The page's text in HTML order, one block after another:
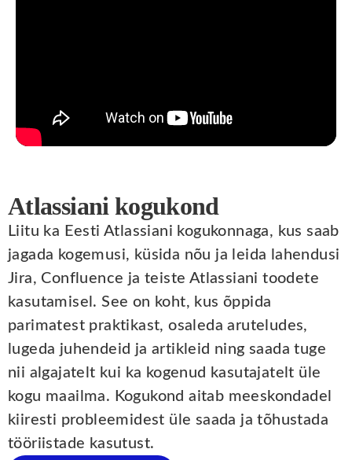
Atlassiani kogukond
Liitu ka Eesti Atlassiani kogukonnaga, kus saab
jagada kogemusi, küsida nõu ja leida lahendusi
Jira, Confluence ja teiste Atlassiani toodete
kasutamisel. See on koht, kus õppida
parimatest praktikast, osaleda aruteludes,
lugeda juhendeid ja artikleid ning saada tuge
nii algajatelt kui ka kogenud kasutajatelt üle
kogu maailma. Kogukond aitab meeskondadel
kiiresti probleemidest üle saada ja tõhustada
tööriistade kasutust.